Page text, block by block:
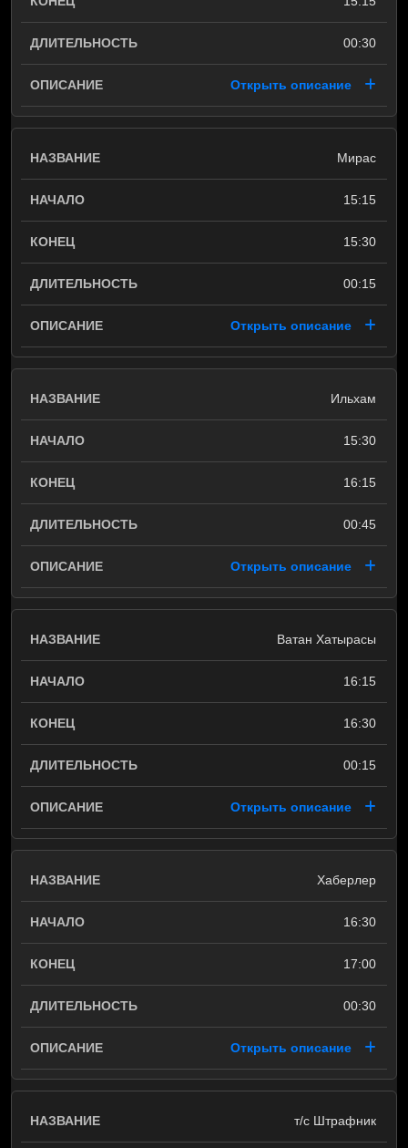
00:30
Открыть описание
Мирас
15:15
15:30
00:15
Открыть описание
Ильхам
15:30
16:15
00:45
Открыть описание
Ватан Хатырасы
16:15
16:30
00:15
Открыть описание
Хаберлер
16:30
17:00
00:30
Открыть описание
т/с Штрафник